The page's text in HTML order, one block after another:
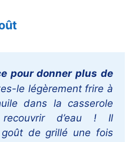
pour donner plus de
le légèrement frire à
dans la casserole
d’eau ! Il
de grillé une fois